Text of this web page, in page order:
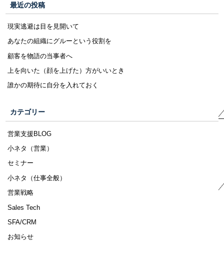
最近の投稿
現実逃避は目を見開いて
あなたの組織にグルーという役割を
顧客を物語の当事者へ
上を向いた（顔を上げた）方がいいとき
誰かの期待に自分を入れておく
カテゴリー
営業支援BLOG
小ネタ（営業）
セミナー
小ネタ（仕事全般）
営業戦略
Sales Tech
SFA/CRM
お知らせ